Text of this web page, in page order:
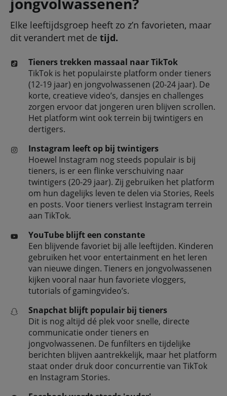
Elke leeftijdsgroep heeft zo z’n favorieten, maar
dit verandert met de tijd.
Tieners trekken massaal naar TikTok
TikTok is het populairste platform onder tieners
(12-19 jaar) en jongvolwassenen (20-24 jaar). De
korte, creatieve video’s, dansjes en challenges
zorgen ervoor dat jongeren uren blijven scrollen.
Het platform wint ook terrein bij twintigers en
dertigers.
Instagram leeft op bij twintigers
Hoewel Instagram nog steeds populair is bij
tieners, is er een flinke verschuiving naar
twintigers (20-29 jaar). Zij gebruiken het platform
om hun dagelijks leven te delen via Stories, Reels
en posts. Voor tieners verliest Instagram terrein
aan TikTok.
YouTube blijft een constante
Een blijvende favoriet bij alle leeftijden. Kinderen
gebruiken het voor entertainment en het leren
van nieuwe dingen. Tieners en jongvolwassenen
kijken vooral naar hun favoriete vloggers,
tutorials of gamingvideo’s.
Snapchat blijft populair bij tieners
Dit is nog altijd dé plek voor snelle, directe
communicatie onder tieners en
jongvolwassenen. De funfilters en tijdelijke
berichten blijven aantrekkelijk, maar het platform
staat onder druk door concurrentie van TikTok
en Instagram Stories.